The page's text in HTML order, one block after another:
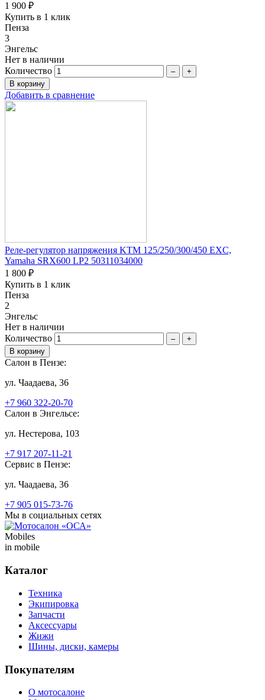
1 900 ₽
Купить в 1 клик
Пенза
3
Энгельс
Нет в наличии
Количество
– +
Добавить в сравнение
Реле-регулятор напряжения KTM 125/250/300/450 EXC,
Yamaha SRX600 LP2 50311034000
1 800 ₽
Купить в 1 клик
Пенза
2
Энгельс
Нет в наличии
Количество
– +
Салон в Пензе:
ул. Чаадаева, 36
+7 960 322-20-70
Салон в Энгельсе:
ул. Нестерова, 103
+7 917 207-11-21
Сервис в Пензе:
ул. Чаадаева, 36
+7 905 015-73-76
Мы в социальных сетях
Mobiles
in mobile
Каталог
Техника
Экипировка
Запчасти
Аксессуары
Жижи
Шины, диски, камеры
Покупателям
О мотосалоне